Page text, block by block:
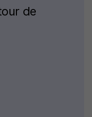
de